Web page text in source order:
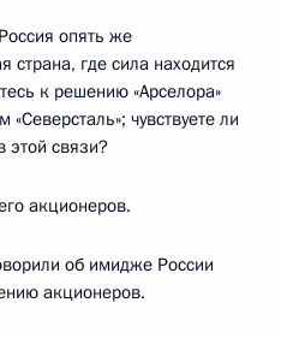
опять же
страна, где сила находится
к решению «Арселора»
чувствуете ли
этой связи?
акционеров.
об имидже России
акционеров.